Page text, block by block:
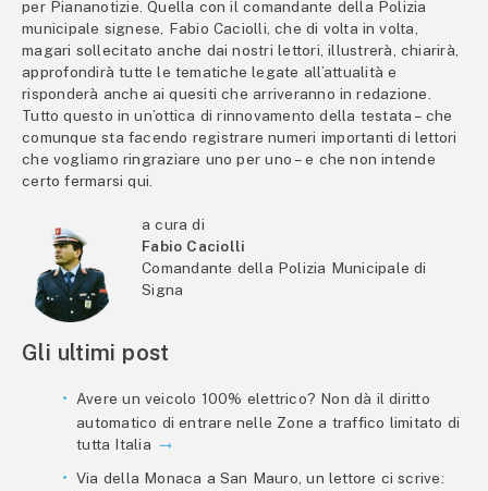
per Piananotizie. Quella con il comandante della Polizia
municipale signese, Fabio Caciolli, che di volta in volta,
magari sollecitato anche dai nostri lettori, illustrerà, chiarirà,
approfondirà tutte le tematiche legate all’attualità e
risponderà anche ai quesiti che arriveranno in redazione.
Tutto questo in un’ottica di rinnovamento della testata – che
comunque sta facendo registrare numeri importanti di lettori
che vogliamo ringraziare uno per uno – e che non intende
certo fermarsi qui.
a cura di
Fabio Caciolli
Comandante della Polizia Municipale di
Signa
Gli ultimi post
Avere un veicolo 100% elettrico? Non dà il diritto
automatico di entrare nelle Zone a traffico limitato di
tutta Italia
Via della Monaca a San Mauro, un lettore ci scrive: